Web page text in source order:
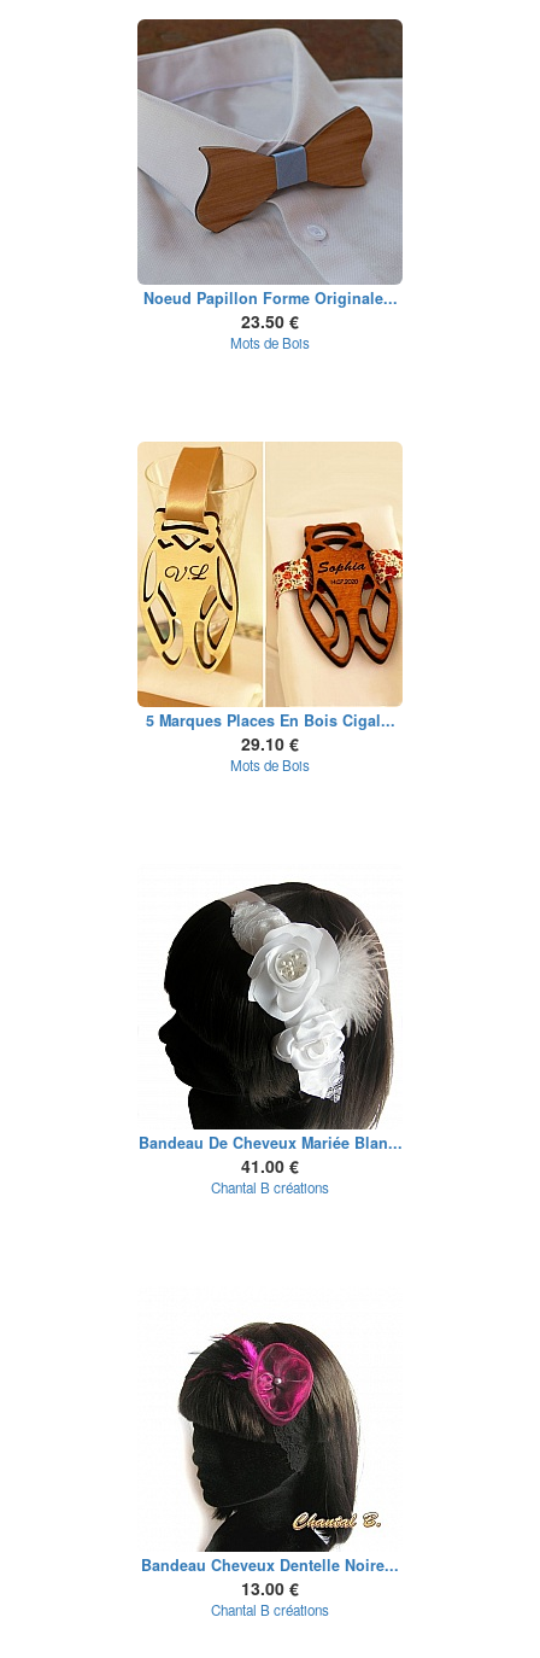
Noeud Papillon Forme Originale...
23.50 €
Mots de Bois
5 Marques Places En Bois Cigal...
29.10 €
Mots de Bois
Bandeau De Cheveux Mariée Blan...
41.00 €
Chantal B créations
Bandeau Cheveux Dentelle Noire...
13.00 €
Chantal B créations